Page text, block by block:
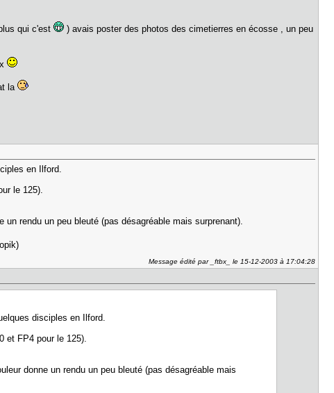
qui c'est
) avais poster des photos des cimetierres en écosse , un peu
la
en Ilford.
le 125).
rendu un peu bleuté (pas désagréable mais surprenant).
Message édité par _ftbx_ le 15-12-2003 à 17:04:28
disciples en Ilford.
et FP4 pour le 125).
donne un rendu un peu bleuté (pas désagréable mais